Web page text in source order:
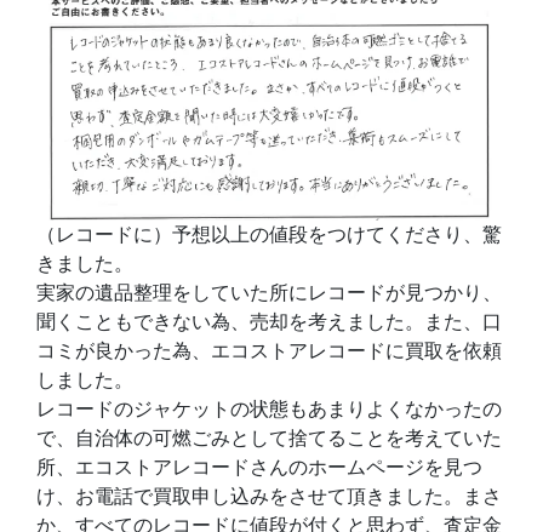
（レコードに）予想以上の値段をつけてくださり、驚
きました。
実家の遺品整理をしていた所にレコードが見つかり、
聞くこともできない為、売却を考えました。また、口
コミが良かった為、エコストアレコードに買取を依頼
しました。
レコードのジャケットの状態もあまりよくなかったの
で、自治体の可燃ごみとして捨てることを考えていた
所、エコストアレコードさんのホームページを見つ
け、お電話で買取申し込みをさせて頂きました。まさ
か、すべてのレコードに値段が付くと思わず、査定金